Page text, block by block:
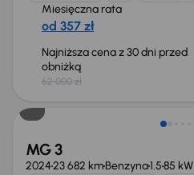
Miesięczna rata
od 357 zł
Najniższa cena z 30 dni przed
obniżką
62 000 zł
Taniej o 10 000 zł
MG 3
202423 682 kmBenzyna1.585 kW